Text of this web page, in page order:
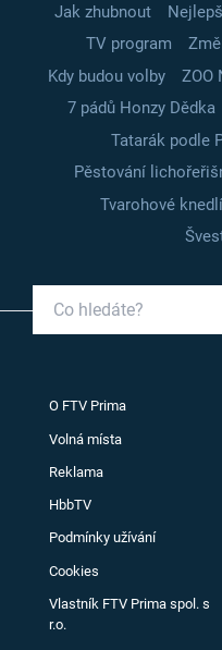
Jak zhubnout
TV program
Kdy budou volby
ZOO
7 pádů Honzy Dědka
Tatarák podle
Pěstování
Tvarohové
O FTV Prima
Volná místa
Reklama
HbbTV
Podmínky užívání
Cookies
Vlastník FTV Prima spol. s
r.o.